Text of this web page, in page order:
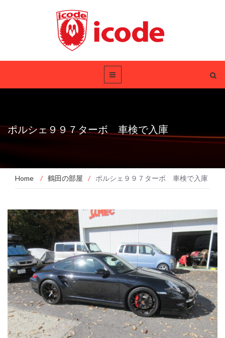
ポルシェ９９７ターボ 車検で入庫
Home / 鶴田の部屋 / ポルシェ９９７ターボ 車検で入庫